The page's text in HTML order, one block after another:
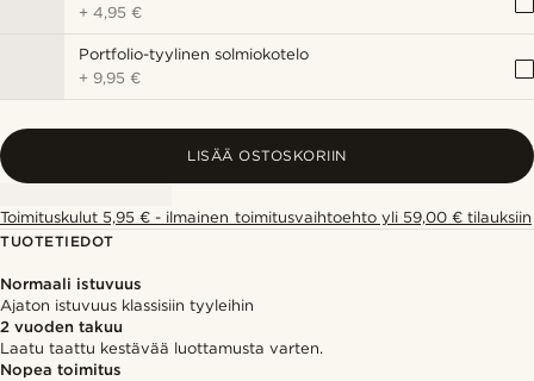
+4,95 €
Portfolio-tyylinen solmiokotelo
+ 9,95 €
LISÄÄ OSTOSKORIIN
Toimituskulut 5,95 € - ilmainen toimitusvaihtoehto yli 59,00 € tilauksiin
TUOTETIEDOT
Normaali istuvuus
Ajaton istuvuus klassisiin tyyleihin
2 vuoden takuu
Laatu taattu kestävää luottamusta varten.
Nopea toimitus